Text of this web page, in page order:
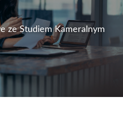
ze Studiem Kameralnym